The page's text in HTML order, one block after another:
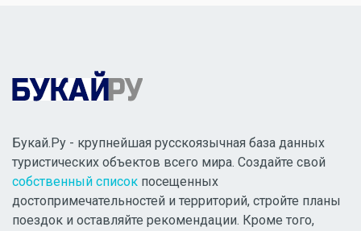
Букай.Ру - крупнейшая русскоязычная база данных
туристических объектов всего мира. Создайте свой
собственный список посещенных
достопримечательностей и территорий, стройте планы
поездок и оставляйте рекомендации. Кроме того,